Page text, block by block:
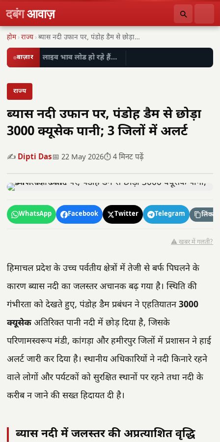
दबंगआवाज़
होम ›राज्य ›ब्यास नदी उफान पर, पंडोह डैम से छोड़ा…
बाज़ार लाइव भाव लोड हो रहे हैं…
राज्य
ब्यास नदी उफान पर, पंडोह डैम से छोड़ा
3000 क्यूसेक पानी; 3 जिलों में अलर्ट
✍️ Dipti Das📅 22 May 2026⏱️ 4 मिनट पढ़ें
WhatsApp Facebook Twitter Telegram लिंक
⚠️ खबर में गलती?
हिमाचल प्रदेश के उच्च पर्वतीय क्षेत्रों में तेजी से बर्फ पिघलने के
कारण ब्यास नदी का जलस्तर अचानक बढ़ गया है। स्थिति की
गंभीरता को देखते हुए, पंडोह डैम प्रबंधन ने एहतियातन3000
क्यूसेक अतिरिक्त पानी नदी में छोड़ दिया है, जिसके
परिणामस्वरूप मंडी, कांगड़ा और हमीरपुर जिलों में प्रशासन ने हाई
अलर्ट जारी कर दिया है। स्थानीय अधिकारियों ने नदी किनारे रहने
वाले लोगों और पर्यटकों को सुरक्षित स्थानों पर रहने तथा नदी के
करीब न जाने की सख्त हिदायत दी है।
ब्यास नदी में जलस्तर की अप्रत्याशित वृद्धि